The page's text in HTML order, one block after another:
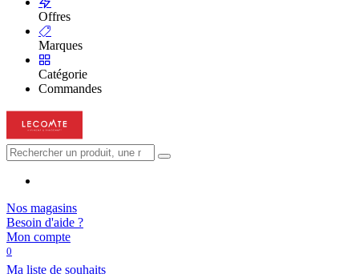
Offres
Marques
Catégorie
Commandes
Nos magasins
Besoin d'aide ?
Mon compte
0
Ma liste de souhaits